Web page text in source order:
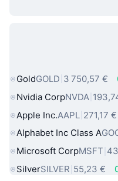
Actifs du
GoldGOLD 3 750,57 €
Nvidia CorpNVDA
Apple Inc.AAPL 271,17 €
Alphabet Inc Class A
Microsoft CorpMSFT
SilverSILVER 55,23 €